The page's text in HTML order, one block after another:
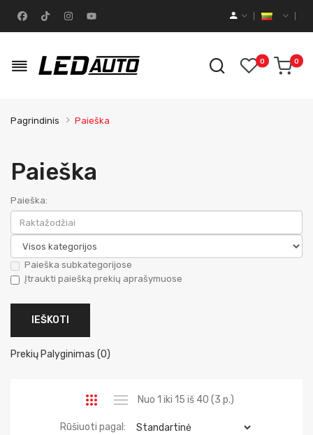
0 0
Pagrindinis Paieška
Paieška
Paieška:
Paieška subkategorijose
Įtraukti paiešką prekių aprašymuose
Prekių Palyginimas (0)
Nuo 1 iki 15 iš 40 (3 p.)
Rūšiuoti pagal: